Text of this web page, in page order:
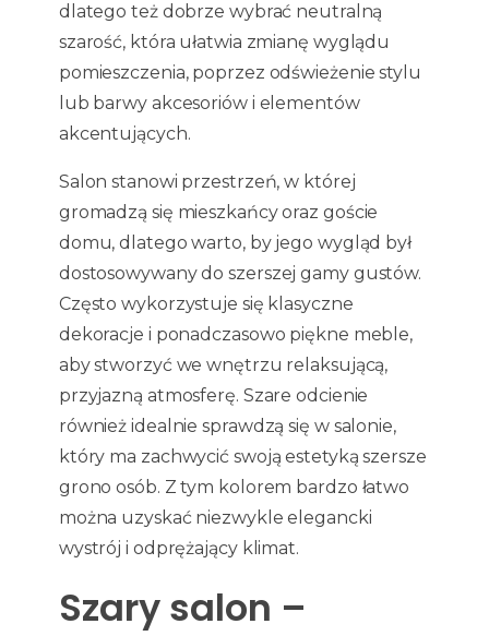
dlatego też dobrze wybrać neutralną
szarość, która ułatwia zmianę wyglądu
pomieszczenia, poprzez odświeżenie stylu
lub barwy akcesoriów i elementów
akcentujących.
Salon stanowi przestrzeń, w której
gromadzą się mieszkańcy oraz goście
domu, dlatego warto, by jego wygląd był
dostosowywany do szerszej gamy gustów.
Często wykorzystuje się klasyczne
dekoracje i ponadczasowo piękne meble,
aby stworzyć we wnętrzu relaksującą,
przyjazną atmosferę. Szare odcienie
również idealnie sprawdzą się w salonie,
który ma zachwycić swoją estetyką szersze
grono osób. Z tym kolorem bardzo łatwo
można uzyskać niezwykle elegancki
wystrój i odprężający klimat.
Szary salon –